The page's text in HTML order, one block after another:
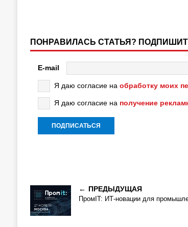
ПОНРАВИЛАСЬ СТАТЬЯ?
E-mail
Я даю согласие на обработку моих
Я даю согласие на получение
ПРЕДЫДУЩАЯ
ПромIT: ИТ-новации для